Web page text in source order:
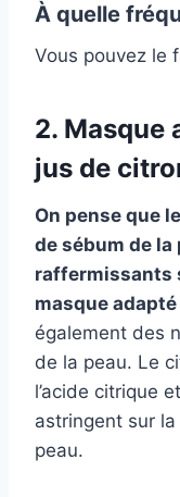
À quelle
Vous pouvez le
2. Masque
jus de
On pense que
de sébum de la
raffermissants
masque
également des
de la peau. Le
l’acide citrique
astringent sur
peau.